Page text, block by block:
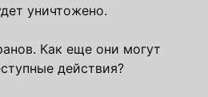
уничтожено.
Как еще они могут
действия?